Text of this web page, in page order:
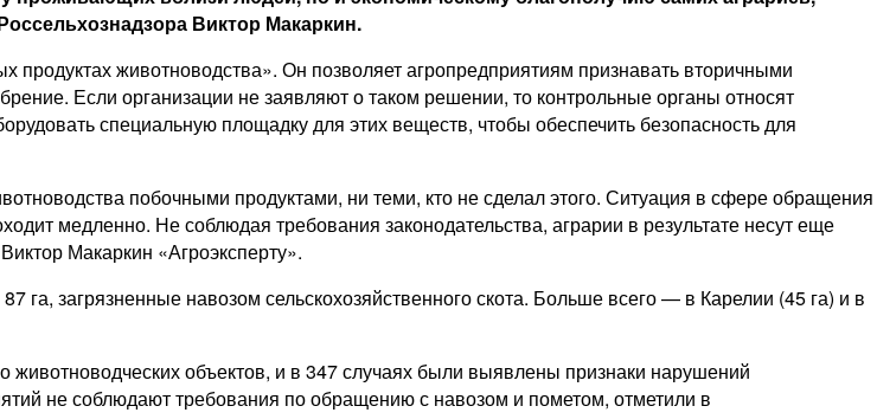
Виктор Макаркин.
животноводства». Он позволяет агропредприятиям признавать вторичными
Если организации не заявляют о таком решении, то контрольные органы относят
специальную площадку для этих веществ, чтобы обеспечить безопасность для
побочными продуктами, ни теми, кто не сделал этого. Ситуация в сфере обращения
медленно. Не соблюдая требования законодательства, аграрии в результате несут еще
Макаркин «Агроэксперту».
га, загрязненные навозом сельскохозяйственного скота. Больше всего — в Карелии (45 га) и в
объектов, и в 347 случаях были выявлены признаки нарушений
не соблюдают требования по обращению с навозом и пометом, отметили в